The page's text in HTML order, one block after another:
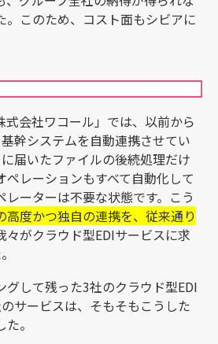
。このため、コスト面もシビアに
会社ワコール」では、以前から
幹システムを自動連携させてい
届いたファイルの後続処理だけ
ペレーションもすべて自動化して
レーターは不要な状態です。こう
高度かつ独自の連携を、従来通り
々がクラウド型EDIサービスに求
グして残った3社のクラウド型EDI
サービスは、そもそもこうした
。